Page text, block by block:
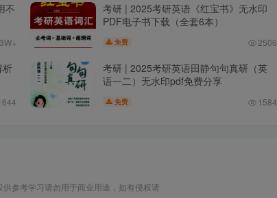
不
考研 | 2025考研英语《红宝书》无水印
PDF电子书下载（全套6本）
免费 2506
析
考研 | 2025考研英语田静句句真研（英
语一二）无水印pdf免费分享
免费 1584
参考学习请勿用于商业用途，如有侵权请